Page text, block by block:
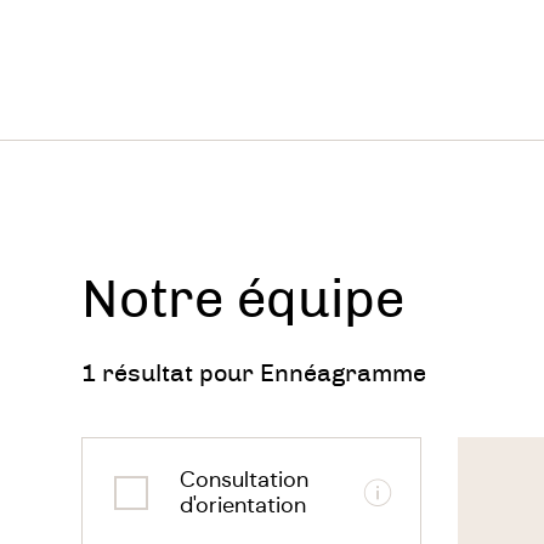
Notre équipe
1 résultat pour Ennéagramme
Consultation
d'orientation
Informations
Voir